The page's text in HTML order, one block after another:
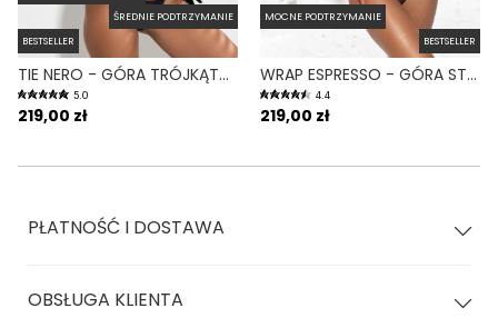
ŚREDNIE PODTRZYMANIE
BESTSELLER
TIE NERO - GÓRA TRÓJKĄTNA OD BIKINI WIĄZANA NA SZYI CZARNY
5.0
219,00 zł
MOCNE PODTRZYMANIE
BESTSELLER
WRAP ESPRESSO - GÓRA STROJU KĄPIELOWEGO NA DUŻY BIUST REGULOWANY OBWÓD BRĄZ
4.4
219,00 zł
PŁATNOŚĆ I DOSTAWA
OBSŁUGA KLIENTA